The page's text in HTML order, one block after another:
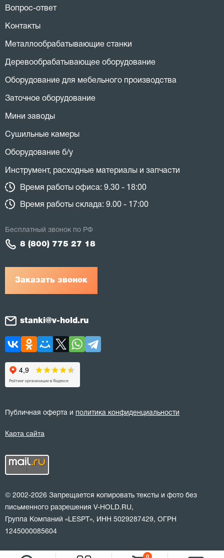
0
Вопрос-ответ
Контакты
Металлообрабатывающие станки
Деревообрабатывающее оборудование
Оборудование для мебельного производства
Заточное оборудование
Мини заводы
Сушильные камеры
Оборудование б/у
Инструмент, расходные материалы и запчасти
Время работы офиса: 9.30 - 18:00
Время работы склада: 9.00 - 17:00
Заказать звонок
Бесплатный звонок по РФ
8 (800) 775 27 18
stanki@v-hold.ru
Публичная оферта и политика конфиденциальности
Карта сайта
© 2002-2026 Запрещается копировать тексты и фото без
письменного разрешения V-HOLD.RU,
Группа Компаний «LESPT», ИНН 5029287429, ОГРН
1245000085604